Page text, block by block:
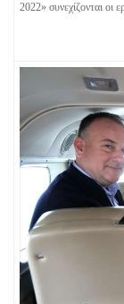
2022» συνεχίζονται οι